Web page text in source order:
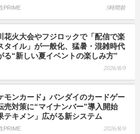
PRIME 5時間前
花火大会やフジロックで「配信で楽
タイル」が一般化、猛暑・混雑時代
る“新しい夏イベントの楽しみ方”
2026/8/9
モンカード』バンダイのカードゲー
売対策に“マイナンバー”導入開始
テキメン」広がる新システム
PRIME 2026/8/9